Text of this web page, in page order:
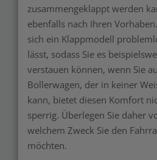
zusammengeklappt werden
ebenfalls nach Ihren
sich ein Klappmodell
lässt, sodass Sie es
verstauen können, wenn Sie
Bollerwagen, der in keiner
kann, bietet diesen Komfort
sperrig. Überlegen Sie daher
welchem Zweck Sie den
möchten.